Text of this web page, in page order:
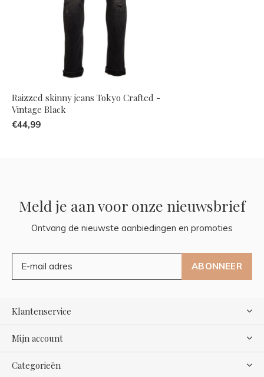
Raizzed skinny jeans Tokyo Crafted -
Vintage Black
€44,99
Meld je aan voor onze nieuwsbrief
Ontvang de nieuwste aanbiedingen en promoties
ABONNEER
Klantenservice
Mijn account
Categorieën